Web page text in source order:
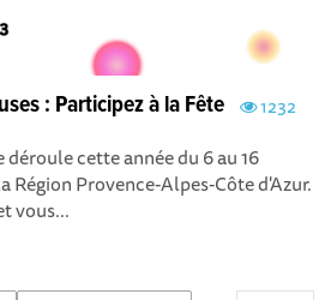
1232
: Participez à la Fête
déroule cette année du 6 au 16
Provence-Alpes-Côte d'Azur.
vous...